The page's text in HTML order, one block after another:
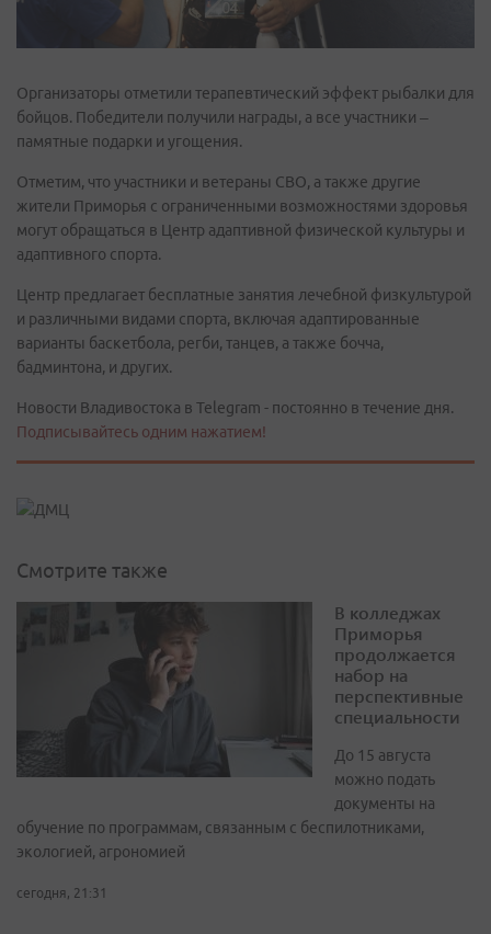
Организаторы отметили терапевтический эффект рыбалки для
бойцов. Победители получили награды, а все участники –
памятные подарки и угощения.
Отметим, что участники и ветераны СВО, а также другие
жители Приморья с ограниченными возможностями здоровья
могут обращаться в Центр адаптивной физической культуры и
адаптивного спорта.
Центр предлагает бесплатные занятия лечебной физкультурой
и различными видами спорта, включая адаптированные
варианты баскетбола, регби, танцев, а также бочча,
бадминтона, и других.
Новости Владивостока в Telegram - постоянно в течение дня.
Подписывайтесь одним нажатием!
Смотрите также
В колледжах
Приморья
продолжается
набор на
перспективные
специальности
До 15 августа
можно подать
документы на
обучение по программам, связанным с беспилотниками,
экологией, агрономией
сегодня, 21:31